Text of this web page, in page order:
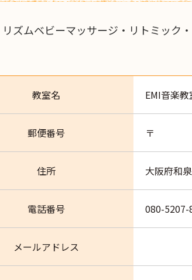
ズムベビーマッサージ・リトミック
教室名 EMI音楽教
郵便番号 〒
住所 大阪府和
電話番号 080-5207-
メールアドレス